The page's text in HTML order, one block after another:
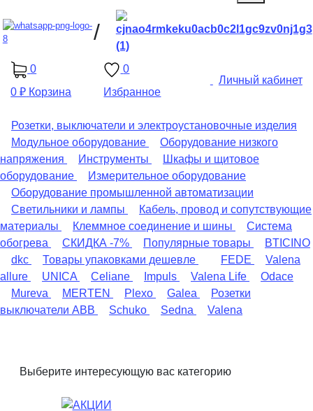
/
0
0 ₽ Корзина
Личный кабинет
0
Избранное
Розетки, выключатели и электроустановочные изделия
Модульное оборудование
Оборудование низкого
напряжения
Инструменты
Шкафы и щитовое
оборудование
Измерительное оборудование
Оборудование промышленной автоматизации
Светильники и лампы
Кабель, провод и сопутствующие
материалы
Клеммное соединение и шины
Система
обогрева
СКИДКА -7% Популярные товары
BTICINO
dkc
Товары упаковками дешевле FEDE
Valena
allure
UNICA Celiane Impuls Valena Life
Odace
Mureva
MERTEN Plexo Galea
Розетки
выключатели ABB
Schuko Sedna Valena
Выберите интересующую вас категорию